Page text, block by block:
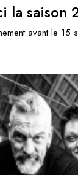
la saison
avant le 15